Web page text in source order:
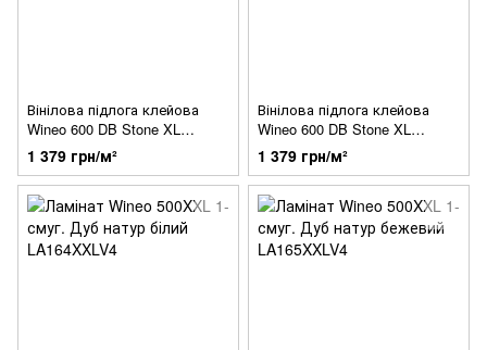
Вінілова підлога клейова
Wineo 600 DB Stone XL
ChelseaFactory DB203W6
1 379 грн/м²
Вінілова підлога клейова
Wineo 600 DB Stone XL
SoHoFactory DB205W6
1 379 грн/м²